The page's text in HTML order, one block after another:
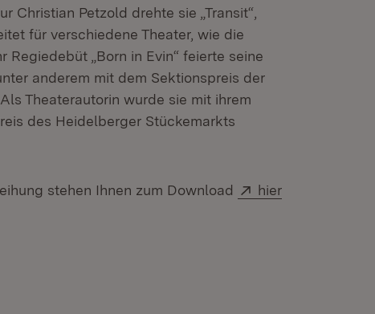
Christian Petzold drehte sie „Transit“,
für verschiedene Theater, wie die
Regiedebüt „Born in Evin“ feierte seine
anderem mit dem Sektionspreis der
Theaterautorin wurde sie mit ihrem
des Heidelberger Stückemarkts
stehen Ihnen zum Download Extern:
hier